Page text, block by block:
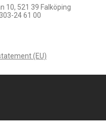
10, 521 39 Falköping
24 61 00
(EU)